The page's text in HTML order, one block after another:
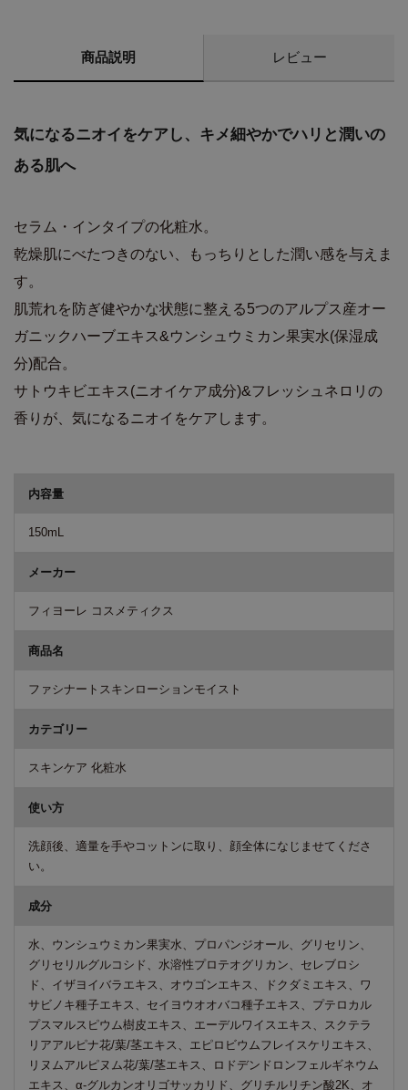
商品説明 レビュー
気になるニオイをケアし、キメ細やかでハリと潤いの
ある肌へ
セラム・インタイプの化粧水。
乾燥肌にべたつきのない、もっちりとした潤い感を与えま
す。
肌荒れを防ぎ健やかな状態に整える5つのアルプス産オー
ガニックハーブエキス&ウンシュウミカン果実水(保湿成
分)配合。
サトウキビエキス(ニオイケア成分)&フレッシュネロリの
香りが、気になるニオイをケアします。
内容量
150mL
メーカー
フィヨーレ コスメティクス
商品名
ファシナートスキンローションモイスト
カテゴリー
スキンケア 化粧水
使い方
洗顔後、適量を手やコットンに取り、顔全体になじませてくださ
い。
成分
水、ウンシュウミカン果実水、プロパンジオール、グリセリン、
グリセリルグルコシド、水溶性プロテオグリカン、セレブロシ
ド、イザヨイバラエキス、オウゴンエキス、ドクダミエキス、ワ
サビノキ種子エキス、セイヨウオオバコ種子エキス、プテロカル
プスマルスピウム樹皮エキス、エーデルワイスエキス、スクテラ
リアアルピナ花/葉/茎エキス、エピロビウムフレイスケリエキス、
リヌムアルピヌム花/葉/茎エキス、ロドデンドロンフェルギネウム
エキス、α-グルカンオリゴサッカリド、グリチルリチン酸2K、オ